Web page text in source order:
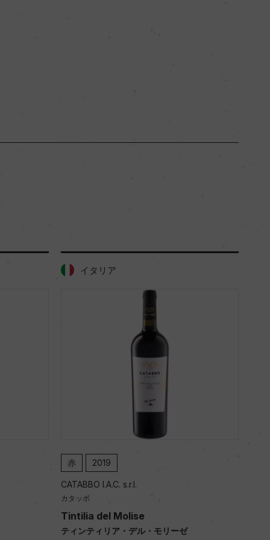
イタリア
赤 2019
CATABBO I.A.C. s.r.l.
カタッボ
Tintilia del Molise
ティンティリア・デル・モリーゼ